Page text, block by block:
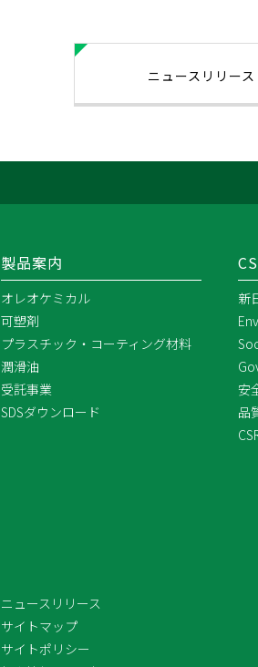
ニュースリリー
製品案内
オレオケミカル
可塑剤
プラスチック・コーティング材料
潤滑油
受託事業
SDSダウンロード
新
安
品
ニュースリリース
サイトマップ
サイトポリシー